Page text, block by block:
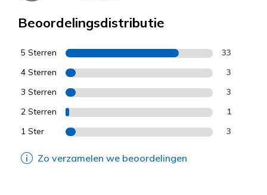
Beoordelingsdistributie
5 Sterren 33
4 Sterren 3
3 Sterren 3
2 Sterren 1
1 Ster 3
Zo verzamelen we beoordelingen